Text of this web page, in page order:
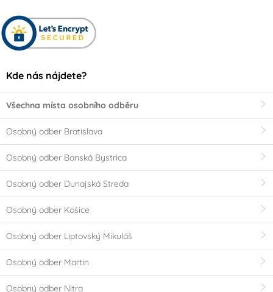
Kde nás nájdete?
Všechna místa osobního odběru
Osobný odber Bratislava
Osobný odber Banská Bystrica
Osobný odber Dunajská Streda
Osobný odber Košice
Osobný odber Liptovský Mikuláš
Osobný odber Martin
Osobný odber Nitra